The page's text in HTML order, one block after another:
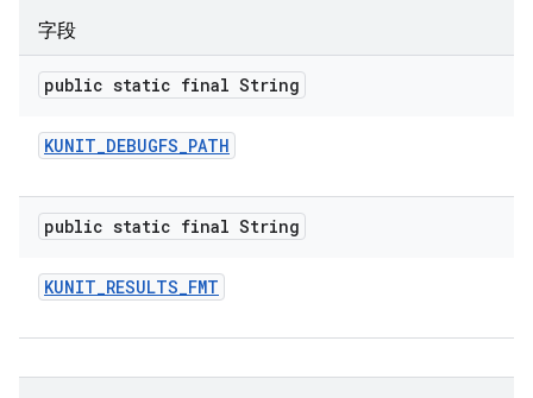
字段
public static final String
KUNIT_DEBUGFS_PATH
public static final String
KUNIT_RESULTS_FMT